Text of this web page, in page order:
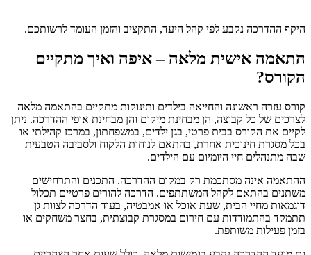
היקף ההדרכה נקבע לפי קהל היעד, התקציב והזמן העומד לרשותכם.
התאמה אישית מלאה – איפה ואיך מתקיים
הקורס?
קורס עזרה ראשונה והחייאה בילדים ותינוקות מתקיים בהתאמה מלאה
לצרכים של כל קבוצה, הן מבחינת מיקום והן מבחינת אופי ההדרכה. ניתן
לקיים את הקורס בבית פרטי, בגן ילדים, במשפחתון, במרכז קהילתי או
בכל מסגרת חינוכית אחרת, בהתאם לנוחות הלקוח ולסביבה הטבעית
שבה מתנהלים חיי היומיום עם הילדים.
ההתאמה אינה מסתכמת רק במקום ההדרכה. התכנים והתרחישים
משתנים בהתאם לקהל המשתתפים. הדרכה להורים פרטיים תכלול
דוגמאות מחיי הבית, שעת אוכל או אמבטיה, בעוד הדרכה לצוות גן
תתמקד בהתמודדות עם חירום במסגרת קבוצתית, בחצר משחקים או
בזמן פעילות משותפת.